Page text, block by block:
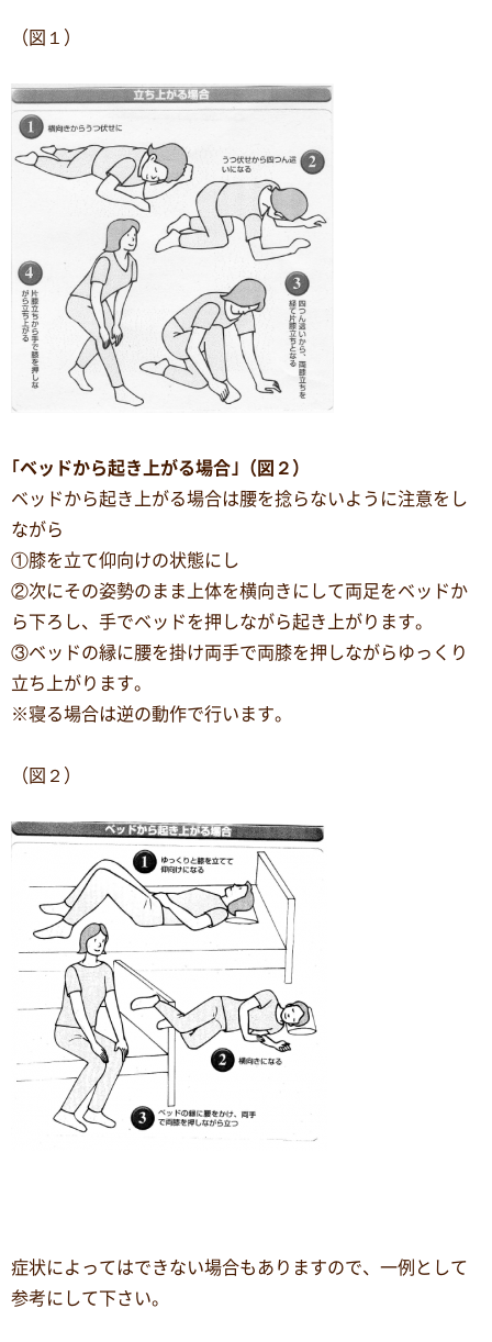
（図１）
｢ベッドから起き上がる場合｣（図２）
ベッドから起き上がる場合は腰を捻らないように注意をし
ながら
①膝を立て仰向けの状態にし
②次にその姿勢のまま上体を横向きにして両足をベッドか
ら下ろし、手でベッドを押しながら起き上がります。
③ベッドの縁に腰を掛け両手で両膝を押しながらゆっくり
立ち上がります。
※寝る場合は逆の動作で行います。
（図２）
症状によってはできない場合もありますので、一例として
参考にして下さい。